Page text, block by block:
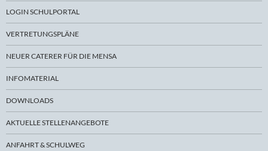
LOGIN SCHULPORTAL
VERTRETUNGSPLÄNE
NEUER CATERER FÜR DIE MENSA
INFOMATERIAL
DOWNLOADS
AKTUELLE STELLENANGEBOTE
ANFAHRT & SCHULWEG